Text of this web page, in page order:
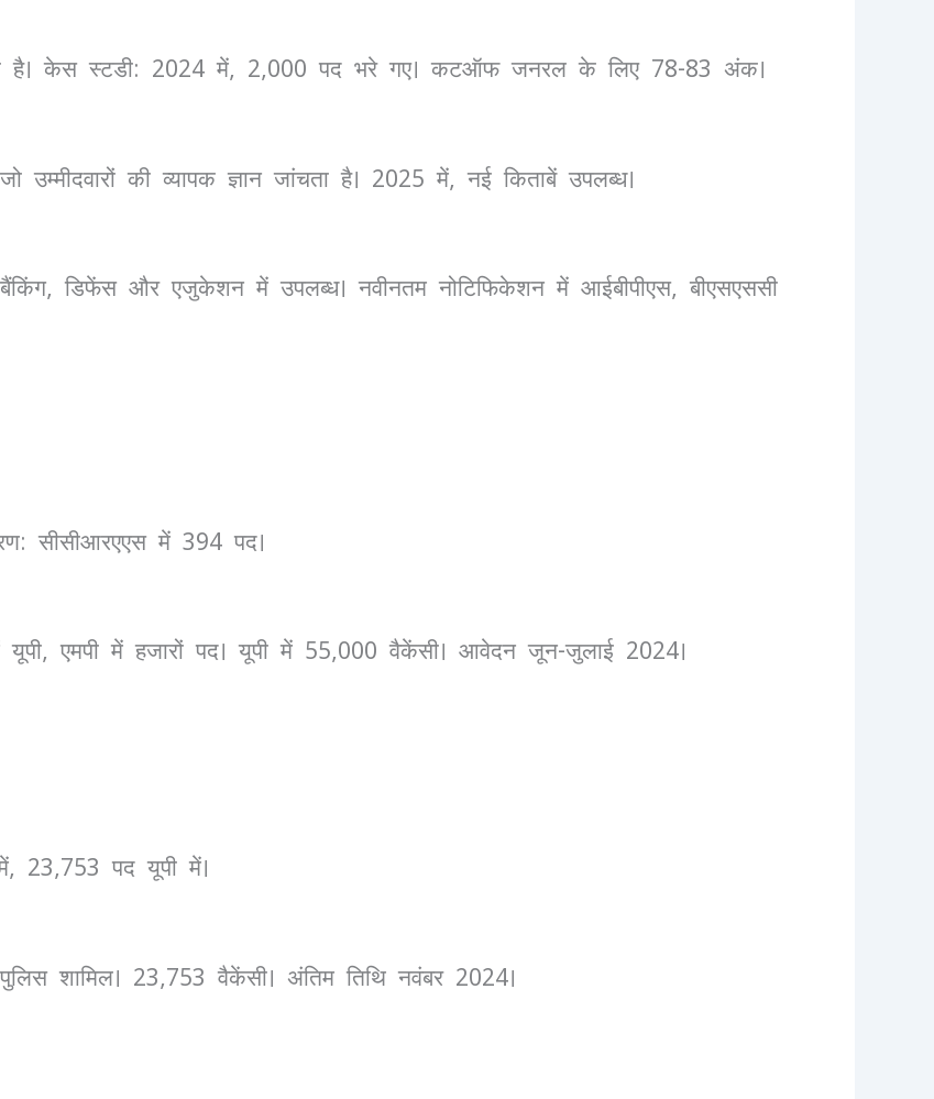
है। केस स्टडी: 2024 में, 2,000 पद भरे गए। कटऑफ जनरल के लिए 78-83 अंक।
उम्मीदवारों की व्यापक ज्ञान जांचता है। 2025 में, नई किताबें उपलब्ध।
डिफेंस और एजुकेशन में उपलब्ध। नवीनतम नोटिफिकेशन में आईबीपीएस, बीएसएससी
सीसीआरएएस में 394 पद।
एमपी में हजारों पद। यूपी में 55,000 वैकेंसी। आवेदन जून-जुलाई 2024।
23,753 पद यूपी में।
शामिल। 23,753 वैकेंसी। अंतिम तिथि नवंबर 2024।